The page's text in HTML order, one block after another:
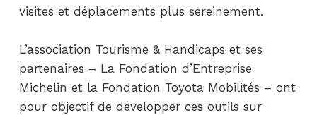
visites et déplacements plus sereinement.
L’association Tourisme & Handicaps et ses
partenaires – La Fondation d’Entreprise
Michelin et la Fondation Toyota Mobilités – ont
pour objectif de développer ces outils sur